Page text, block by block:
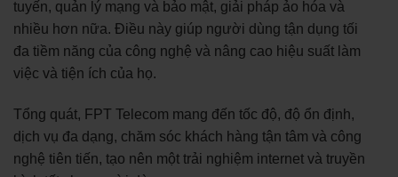
tuyến, quản lý mạng và bảo mật, giải pháp ảo hóa và
nhiều hơn nữa. Điều này giúp người dùng tận dụng tối
đa tiềm năng của công nghệ và nâng cao hiệu suất làm
việc và tiện ích của họ.
Tổng quát, FPT Telecom mang đến tốc độ, độ ổn định,
dịch vụ đa dạng, chăm sóc khách hàng tận tâm và công
nghệ tiên tiến, tạo nên một trải nghiệm internet và truyền